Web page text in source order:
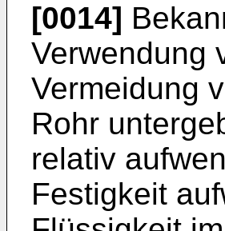
[0014]
Verwendung
Vermeidung
Rohr
relativ
Festigkeit